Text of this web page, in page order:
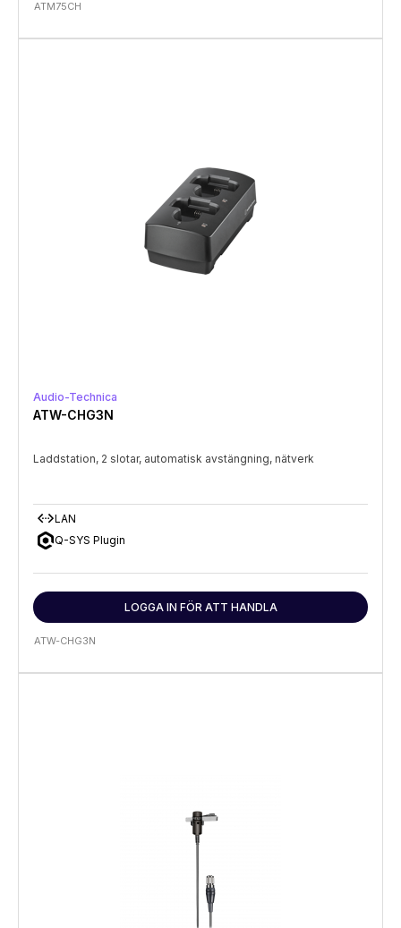
ATM75CH
Audio-Technica
ATW-CHG3N
Laddstation, 2 slotar, automatisk avstängning, nätverk
settings_ethernetLAN
Q-SYS Plugin
LOGGA IN FÖR ATT HANDLA
ATW-CHG3N